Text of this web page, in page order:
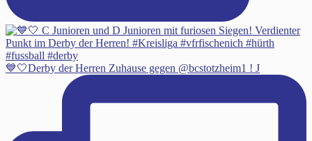
💙🤍Derby der Herren Zuhause gegen @bcstotzheim1 ! J